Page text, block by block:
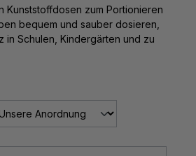
Kunststoffdosen zum Portionieren
bequem und sauber dosieren,
in Schulen, Kindergärten und zu